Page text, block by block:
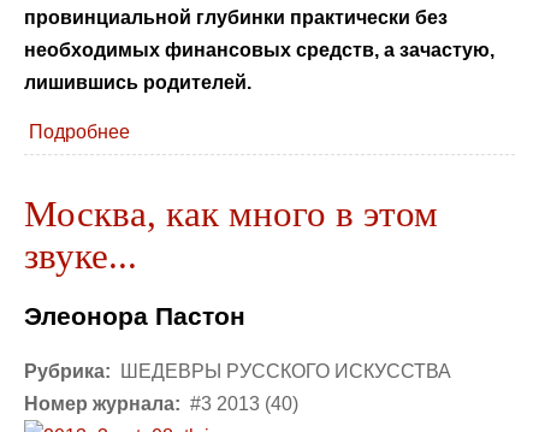
провинциальной глубинки практически без
необходимых финансовых средств, а зачастую,
лишившись родителей.
Подробнее
Москва, как много в этом
звуке...
Элеонора Пастон
Рубрика:
ШЕДЕВРЫ РУССКОГО ИСКУССТВА
Номер журнала: #3 2013 (40)